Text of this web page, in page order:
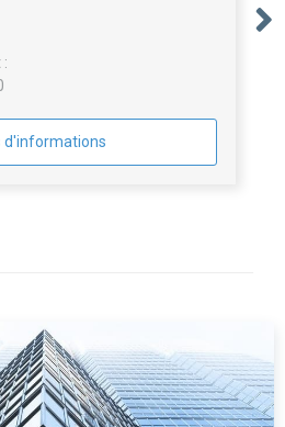
d'informations